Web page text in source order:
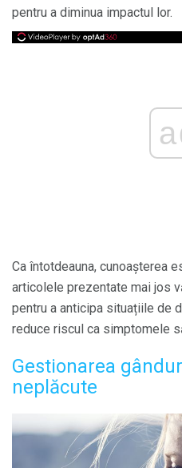
pentru a diminua impactul lor.
Ca întotdeauna, cunoașterea
articolele prezentate mai jos
pentru a anticipa situațiile de
reduce riscul ca simptomele
Gestionarea
neplăcute